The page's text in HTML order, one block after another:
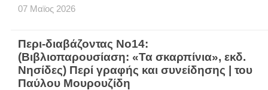
07 Μαϊος 2026
Περι-διαβάζοντας Νο14:
(Βιβλιοπαρουσίαση: «Τα σκαρπίνια», εκδ.
Νησίδες) Περί γραφής και συνείδησης | του
Παύλου Μουρουζίδη